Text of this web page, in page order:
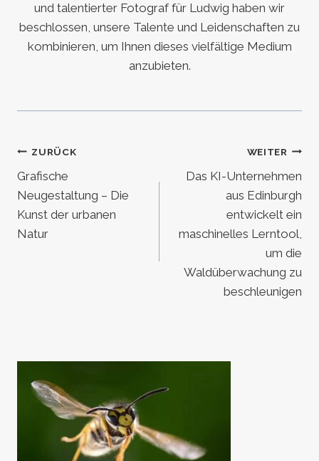
und talentierter Fotograf für Ludwig haben wir
beschlossen, unsere Talente und Leidenschaften zu
kombinieren, um Ihnen dieses vielfältige Medium
anzubieten.
Beitragsnavigation
ZURÜCK
Grafische
Neugestaltung – Die
Kunst der urbanen
Natur
WEITER
Das KI-Unternehmen
aus Edinburgh
entwickelt ein
maschinelles Lerntool,
um die
Waldüberwachung zu
beschleunigen